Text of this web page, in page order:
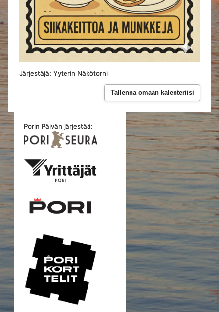
Järjestäjä: Yyterin Näkötorni
Tallenna omaan kalenteriisi
Porin Päivän järjestää: